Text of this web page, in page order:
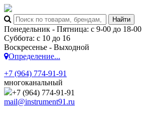
Понедельник - Пятница: с 9-00 до 18-00
Суббота: с 10 до 16
Воскресенье - Выходной
Определение...
+7 (964) 774-91-91
многоканальный
+7 (964) 774-91-91
mail@instrument91.ru